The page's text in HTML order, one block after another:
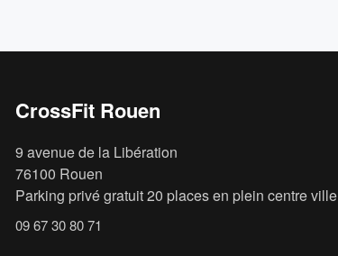
CrossFit Rouen
9 avenue de la Libération
76100 Rouen
Parking privé gratuit 20 places en plein centre ville
09 67 30 80 71